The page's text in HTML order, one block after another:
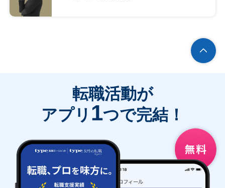
転職活動が
アプリ 1つで完結！